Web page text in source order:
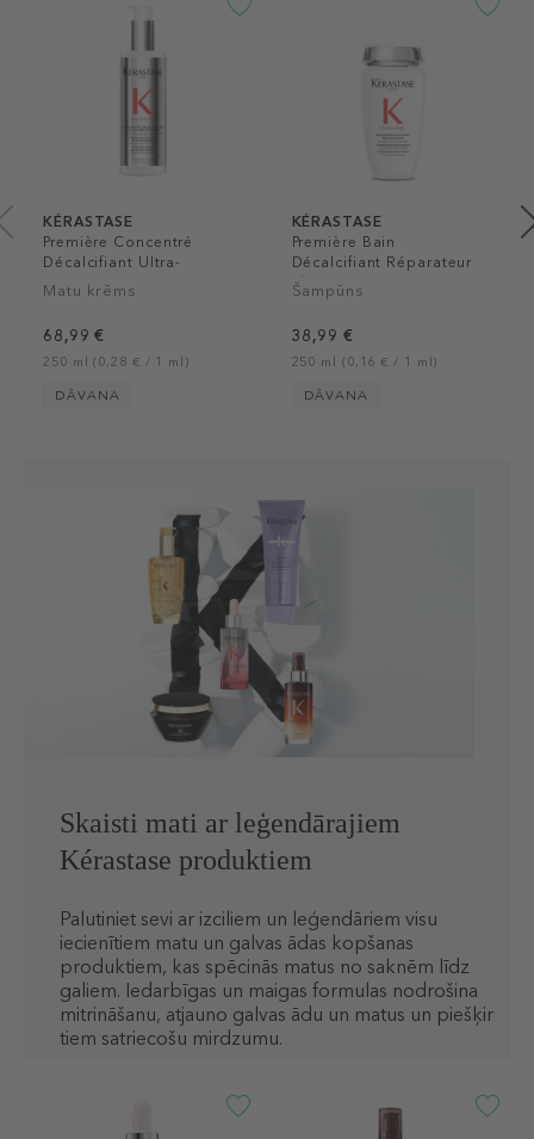
KÉRASTASE
Première Concentré
Décalcifiant Ultra-
Réparateur Hair
Matu krēms
68,99 €
250 ml (0,28 € / 1 ml)
DĀVANA
KÉRASTASE
Première Bain
Décalcifiant Réparateur
Shampoo
Šampūns
38,99 €
250 ml (0,16 € / 1 ml)
DĀVANA
Skaisti mati ar leģendārajiem
Kérastase produktiem
Palutiniet sevi ar izciliem un leģendāriem visu
iecienītiem matu un galvas ādas kopšanas
produktiem, kas spēcinās matus no saknēm līdz
galiem. Iedarbīgas un maigas formulas nodrošina
mitrināšanu, atjauno galvas ādu un matus un piešķir
tiem satriecošu mirdzumu.